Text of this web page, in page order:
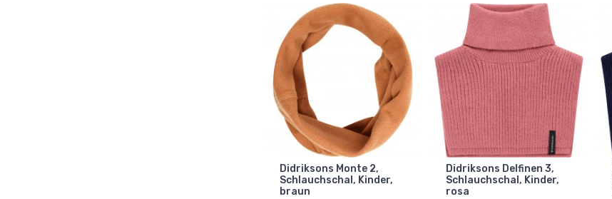
Didriksons Monte 2,
Schlauchschal, Kinder,
braun
Didriksons Delfinen 3,
Schlauchschal, Kinder,
rosa